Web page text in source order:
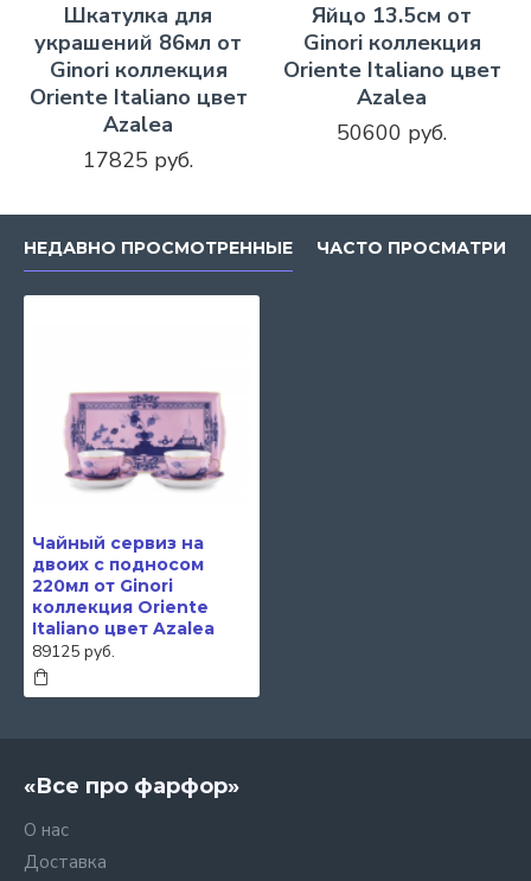
Шкатулка для
украшений 86мл от
Ginori коллекция
Oriente Italiano цвет
Azalea
17825 руб.
Яйцо 13.5см от
Ginori коллекция
Oriente Italiano цвет
Azalea
50600 руб.
НЕДАВНО ПРОСМОТРЕННЫЕ ЧАСТО
Чайный сервиз на
двоих с подносом
220мл от Ginori
коллекция Oriente
Italiano цвет Azalea
89125 руб.
«Все про фарфор»
О нас
Доставка